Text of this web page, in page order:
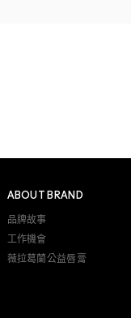
ABOUT BRAND
品牌故事
工作機會
薇拉葛蘭公益唇膏